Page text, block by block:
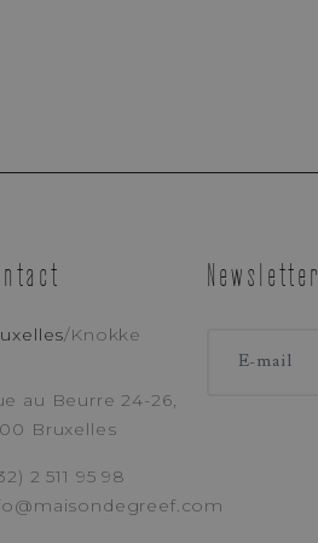
TÉLÉPHONE
/Knokke
au Beurre 24-26,
Bruxelles
2 511 95 98
Newsletter